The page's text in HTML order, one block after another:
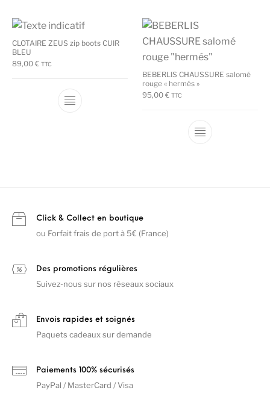
CLOTAIRE ZEUS zip boots CUIR
BLEU
89,00€ TTC
Ce produit a plusieurs variations. Les
BEBERLIS CHAUSSURE salomé
rouge « hermés »
95,00 € TTC
Ce produit a
Click & Collect en boutique
ou Forfait frais de port à 5€ (France)
Des promotions régulières
Suivez-nous sur nos réseaux sociaux
Envois rapides et soignés
Paquets cadeaux sur demande
Paiements 100% sécurisés
PayPal / MasterCard / Visa